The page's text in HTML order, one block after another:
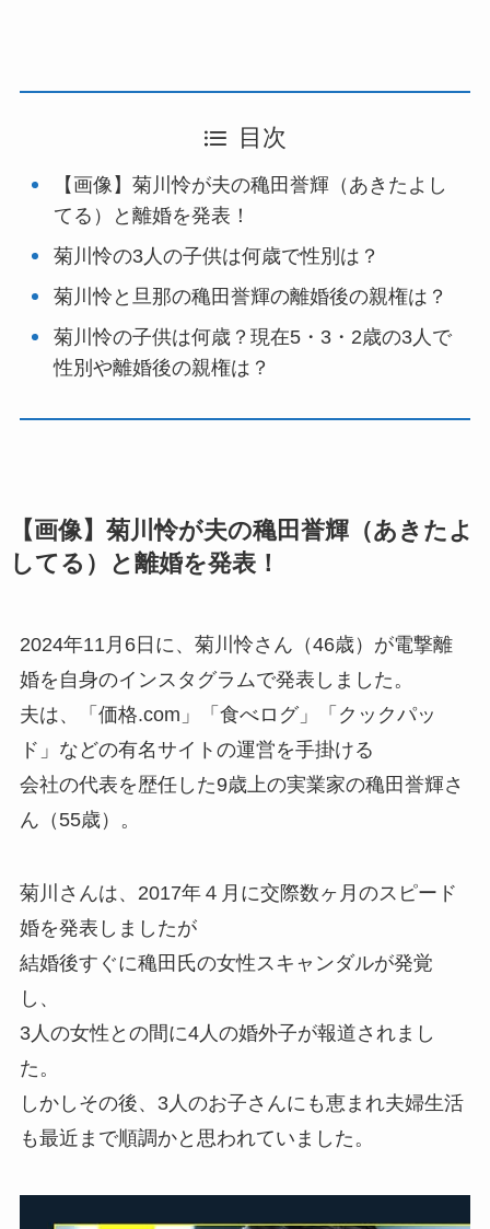
目次
【画像】菊川怜が夫の穐田誉輝（あきたよし
てる）と離婚を発表！
菊川怜の3人の子供は何歳で性別は？
菊川怜と旦那の穐田誉輝の離婚後の親権は？
菊川怜の子供は何歳？現在5・3・2歳の3人で
性別や離婚後の親権は？
【画像】菊川怜が夫の穐田誉輝（あきたよ
してる）と離婚を発表！
2024年11月6日に、菊川怜さん（46歳）が電撃離
婚を自身のインスタグラムで発表しました。
夫は、「価格.com」「食べログ」「クックパッ
ド」などの有名サイトの運営を手掛ける
会社の代表を歴任した9歳上の実業家の穐田誉輝さ
ん（55歳）。
菊川さんは、2017年４月に交際数ヶ月のスピード
婚を発表しましたが
結婚後すぐに穐田氏の女性スキャンダルが発覚
し、
3人の女性との間に4人の婚外子が報道されまし
た。
しかしその後、3人のお子さんにも恵まれ夫婦生活
も最近まで順調かと思われていました。